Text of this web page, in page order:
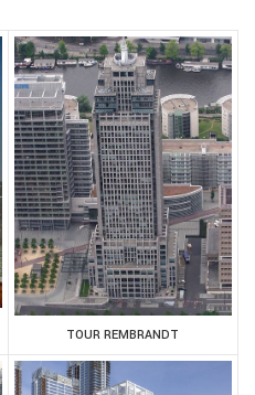
TOUR REMBRANDT